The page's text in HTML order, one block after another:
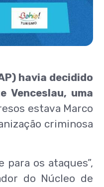
havia decidido
uma
estava Marco
criminosa
os ataques”,
do Núcleo de